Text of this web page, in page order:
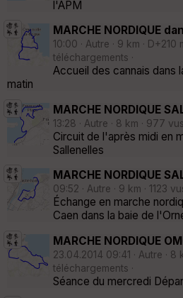
l'APM
MARCHE NORDIQUE
10:00 · Autre · 9 km · D+210
téléchargements ·
Accueil des cannais dans
matin
MARCHE NORDIQUE
13:28 · Autre · 8 km · 977
Circuit de l'après midi en
Sallenelles
MARCHE NORDIQUE
09:52 · Autre · 9 km · 1123
Échange en marche
Caen dans la baie de
MARCHE NORDIQUE
23.04.2014 09:41 · Autre · 8
téléchargements ·
Séance du mercredi